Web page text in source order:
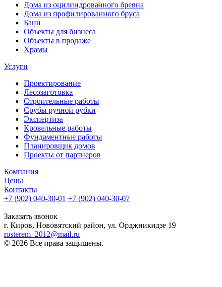
Дома из оцилиндрованного бревна
Дома из профилированного бруса
Бани
Объекты для бизнеса
Объекты в продаже
Храмы
Услуги
Проектирование
Лесозаготовка
Строительные работы
Срубы ручной рубки
Экспертиза
Кровельные работы
Фундаментные работы
Планировщик домов
Проекты от партнеров
Компания
Цены
Контакты
+7 (902) 040-30-01 +7 (902) 040-30-07
Заказать звонок
г. Киров, Нововятский район, ул. Орджникидзе 19
rosterem_2012@mail.ru
© 2026 Все права защищены.